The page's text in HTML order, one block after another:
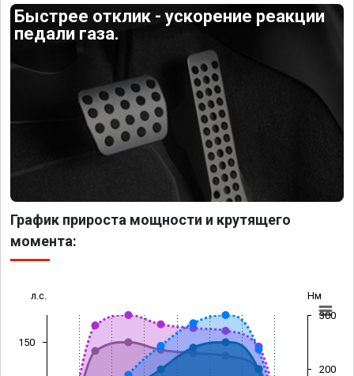
Быстрее отклик - ускорение реакции
педали газа.
График прироста мощности и крутящего
момента:
л.с. Нм
150
200
300